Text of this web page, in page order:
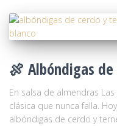
🍖 Albóndigas
En salsa de almendras
clásica que nunca falla.
albóndigas de cerdo y